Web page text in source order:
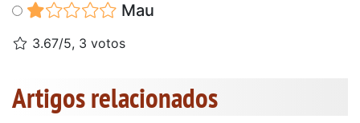
Mau
3.67/5, 3 votos
Artigos relacionados